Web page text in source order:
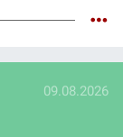
09.08.2026